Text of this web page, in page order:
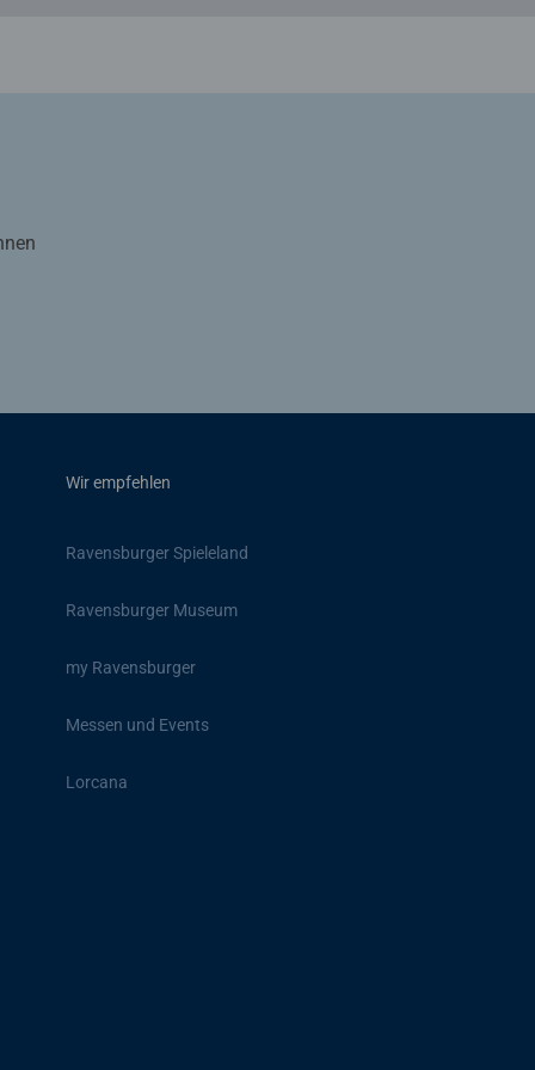
Wir empfehlen
Ravensburger Spieleland
Ravensburger Museum
my Ravensburger
Messen und Events
Lorcana